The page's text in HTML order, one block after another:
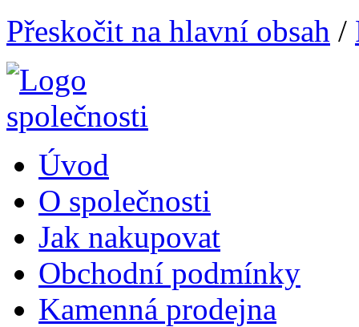
Přeskočit na hlavní obsah /
Úvod
O společnosti
Jak nakupovat
Obchodní podmínky
Kamenná prodejna